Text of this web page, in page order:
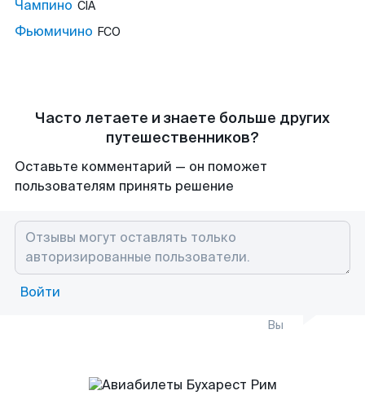
Чампино CIA
Фьюмичино FCO
Часто летаете и знаете больше других
путешественников?
Оставьте комментарий — он поможет
пользователям принять решение
Войти
Вы